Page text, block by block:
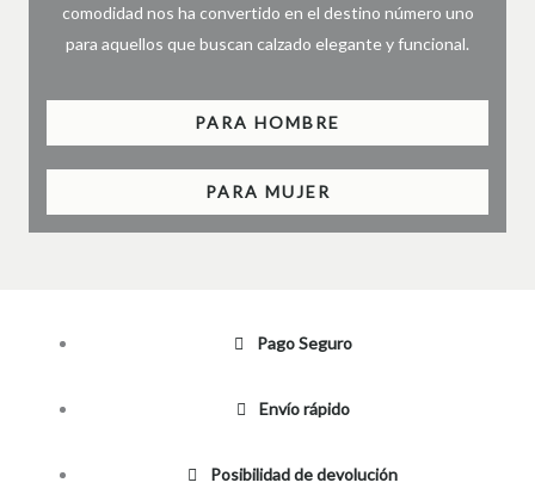
comodidad nos ha convertido en el destino número uno
para aquellos que buscan calzado elegante y funcional.
PARA HOMBRE
PARA MUJER
Pago Seguro
Envío rápido
Posibilidad de devolución